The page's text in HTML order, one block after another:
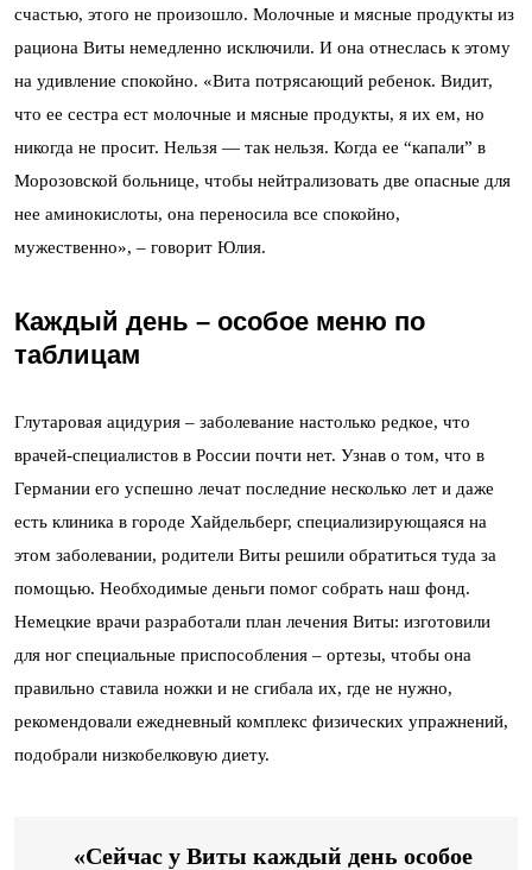
счастью, этого не произошло. Молочные и мясные продукты из
рациона Виты немедленно исключили. И она отнеслась к этому
на удивление спокойно. «Вита потрясающий ребенок. Видит,
что ее сестра ест молочные и мясные продукты, я их ем, но
никогда не просит. Нельзя — так нельзя. Когда ее “капали” в
Морозовской больнице, чтобы нейтрализовать две опасные для
нее аминокислоты, она переносила все спокойно,
мужественно», – говорит Юлия.
Каждый день – особое меню по
таблицам
Глутаровая ацидурия – заболевание настолько редкое, что
врачей-специалистов в России почти нет. Узнав о том, что в
Германии его успешно лечат последние несколько лет и даже
есть клиника в городе Хайдельберг, специализирующаяся на
этом заболевании, родители Виты решили обратиться туда за
помощью. Необходимые деньги помог собрать наш фонд.
Немецкие врачи разработали план лечения Виты: изготовили
для ног специальные приспособления – ортезы, чтобы она
правильно ставила ножки и не сгибала их, где не нужно,
рекомендовали ежедневный комплекс физических упражнений,
подобрали низкобелковую диету.
«Сейчас у Виты каждый день особое